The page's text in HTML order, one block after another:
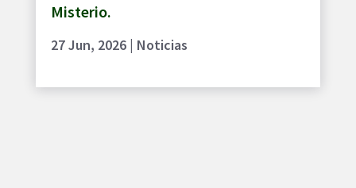
Misterio.
27 Jun, 2026| Noticias